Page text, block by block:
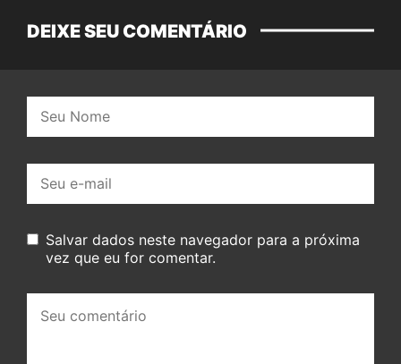
DEIXE SEU COMENTÁRIO
mail:
Salvar dados neste navegador para a próxima
vez que eu for comentar.
comentário: